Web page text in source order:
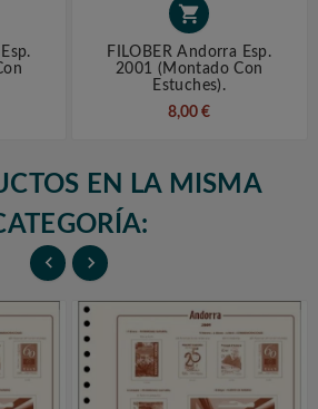

FILOBER Andorra Esp.
2001 (montado Con
Estuches).
8,00 €
EN LA MISMA
 